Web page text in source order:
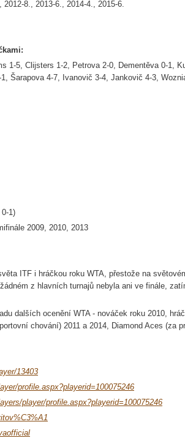
8., 2013-6., 2014-4., 2015-6.
1-5, Clijsters 1-2, Petrova 2-0, Dementěva 0-1,
Šarapova 4-7, Ivanovič 3-4, Jankovič 4-3,
1)
2009, 2010, 2013
ITF i hráčkou roku WTA, přestože na
z hlavních turnajů nebyla ani ve finále,
dalších ocenění WTA - nováček roku 2010,
chování) 2011 a 2014, Diamond Aces (za
13403
profile.aspx?playerid=100075246
player/profile.aspx?playerid=100075246